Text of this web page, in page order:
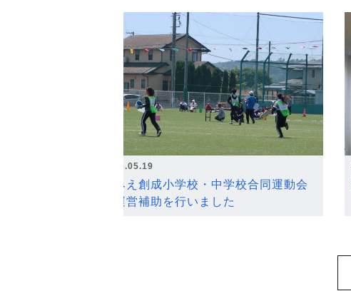
2026.05.19
なみえ創成小学校・中学校合同運動会
の運営補助を行いました